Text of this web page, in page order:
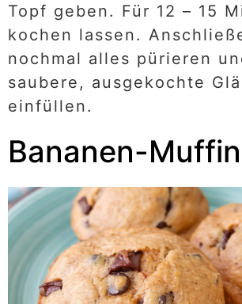
Topf geben. Für 12 – 15
kochen lassen.
nochmal alles pürieren
saubere, ausgekochte
einfüllen.
Bananen-